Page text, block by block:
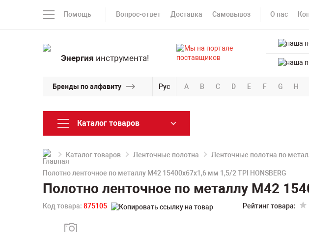
Помощь Вопрос-ответ Доставка Самовывоз О нас
Энергия инструмента!
Бренды по алфавиту Рус A B C D E F G H
Каталог товаров
Каталог товаров Ленточные полотна Ленточные полотна по
Полотно ленточное по металлу M42 15400х67х1,6 мм 1,5/2 TPI HONSBERG
Полотно ленточное по металлу M42
Код товара: 875105 Рейтинг товара: